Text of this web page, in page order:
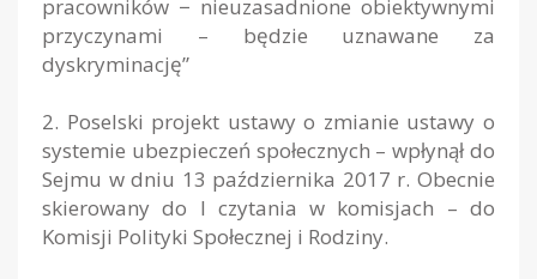
pracowników − nieuzasadnione obiektywnymi
przyczynami – będzie uznawane za
dyskryminację”
2. Poselski projekt ustawy o zmianie ustawy o
systemie ubezpieczeń społecznych – wpłynął do
Sejmu w dniu 13 października 2017 r. Obecnie
skierowany do I czytania w komisjach – do
Komisji Polityki Społecznej i Rodziny.